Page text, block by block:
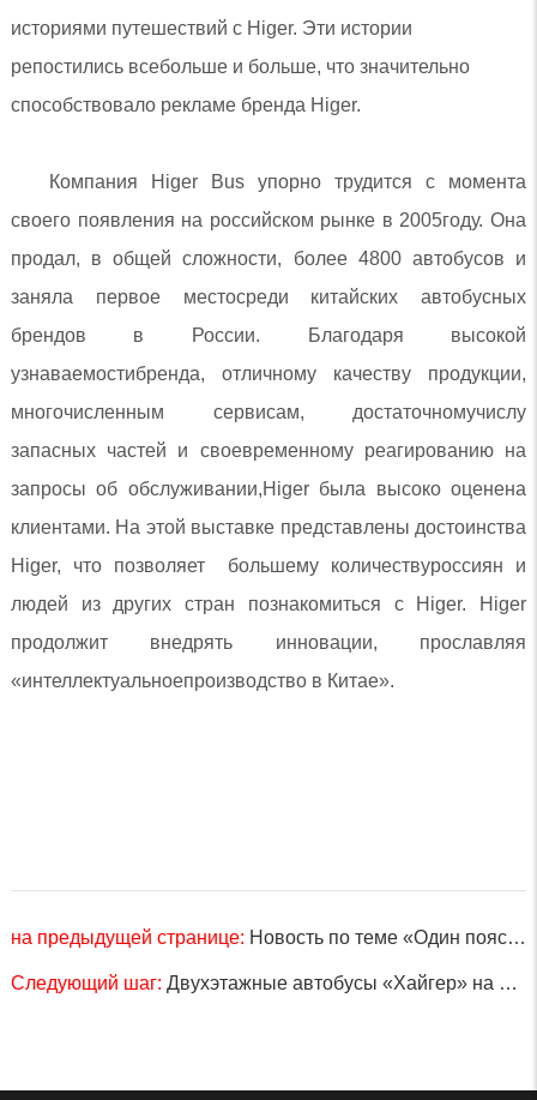
историями путешествий с Higer. Эти истории
репостились всебольше и больше, что значительно
способствовало рекламе бренда Higer.
Компания Higer Bus упорно трудится с момента
своего появления на российском рынке в 2005году. Она
продал, в общей сложности, более 4800 автобусов и
заняла первое местосреди китайских автобусных
брендов в России. Благодаря высокой
узнаваемостибренда, отличному качеству продукции,
многочисленным сервисам, достаточномучислу
запасных частей и своевременному реагированию на
запросы об обслуживании,Higer была высоко оценена
клиентами. На этой выставке представлены достоинства
Higer, что позволяет большему количествуроссиян и
людей из других стран познакомиться с Higer. Higer
продолжит внедрять инновации, прославляя
«интеллектуальноепроизводство в Китае».
на предыдущей странице: Новость по теме «Один пояс, один путь»! 174 автобуса «Higer» официально переданы в Сербию.
Следующий шаг: Двухэтажные автобусы «Хайгер» на службе у болельщиков Чемпионата мира